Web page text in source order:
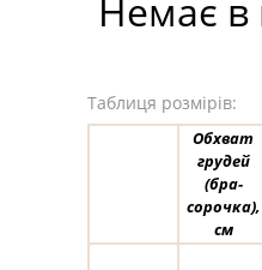
Немає в
Таблиця розмірів:
Обхват
грудей
(бра-
сорочка),
см